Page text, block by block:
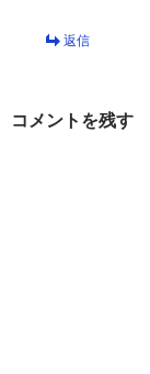
返信
コメントを残す